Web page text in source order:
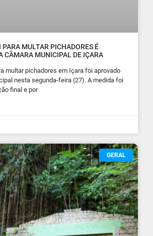
PARA MULTAR PICHADORES É
CÂMARA MUNICIPAL DE IÇARA
multar pichadores em Içara foi aprovado
nesta segunda-feira (27). A medida foi
final e por
GERAL